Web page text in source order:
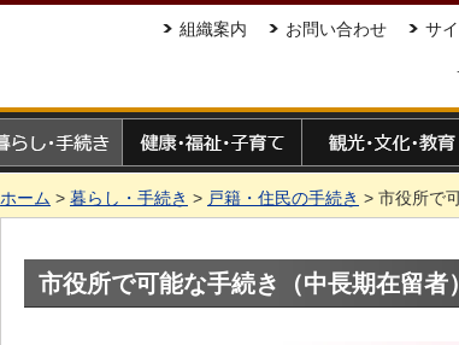
組織案内 お問い合わせ サ
ホーム > 暮らし・手続き > 戸籍・住民の手続き > 市役所で
市役所で可能な手続き（中長期在留者）